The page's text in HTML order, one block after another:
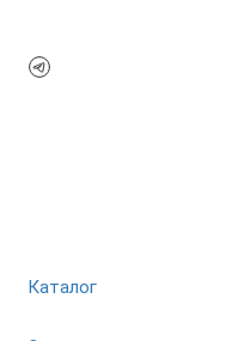
Каталог